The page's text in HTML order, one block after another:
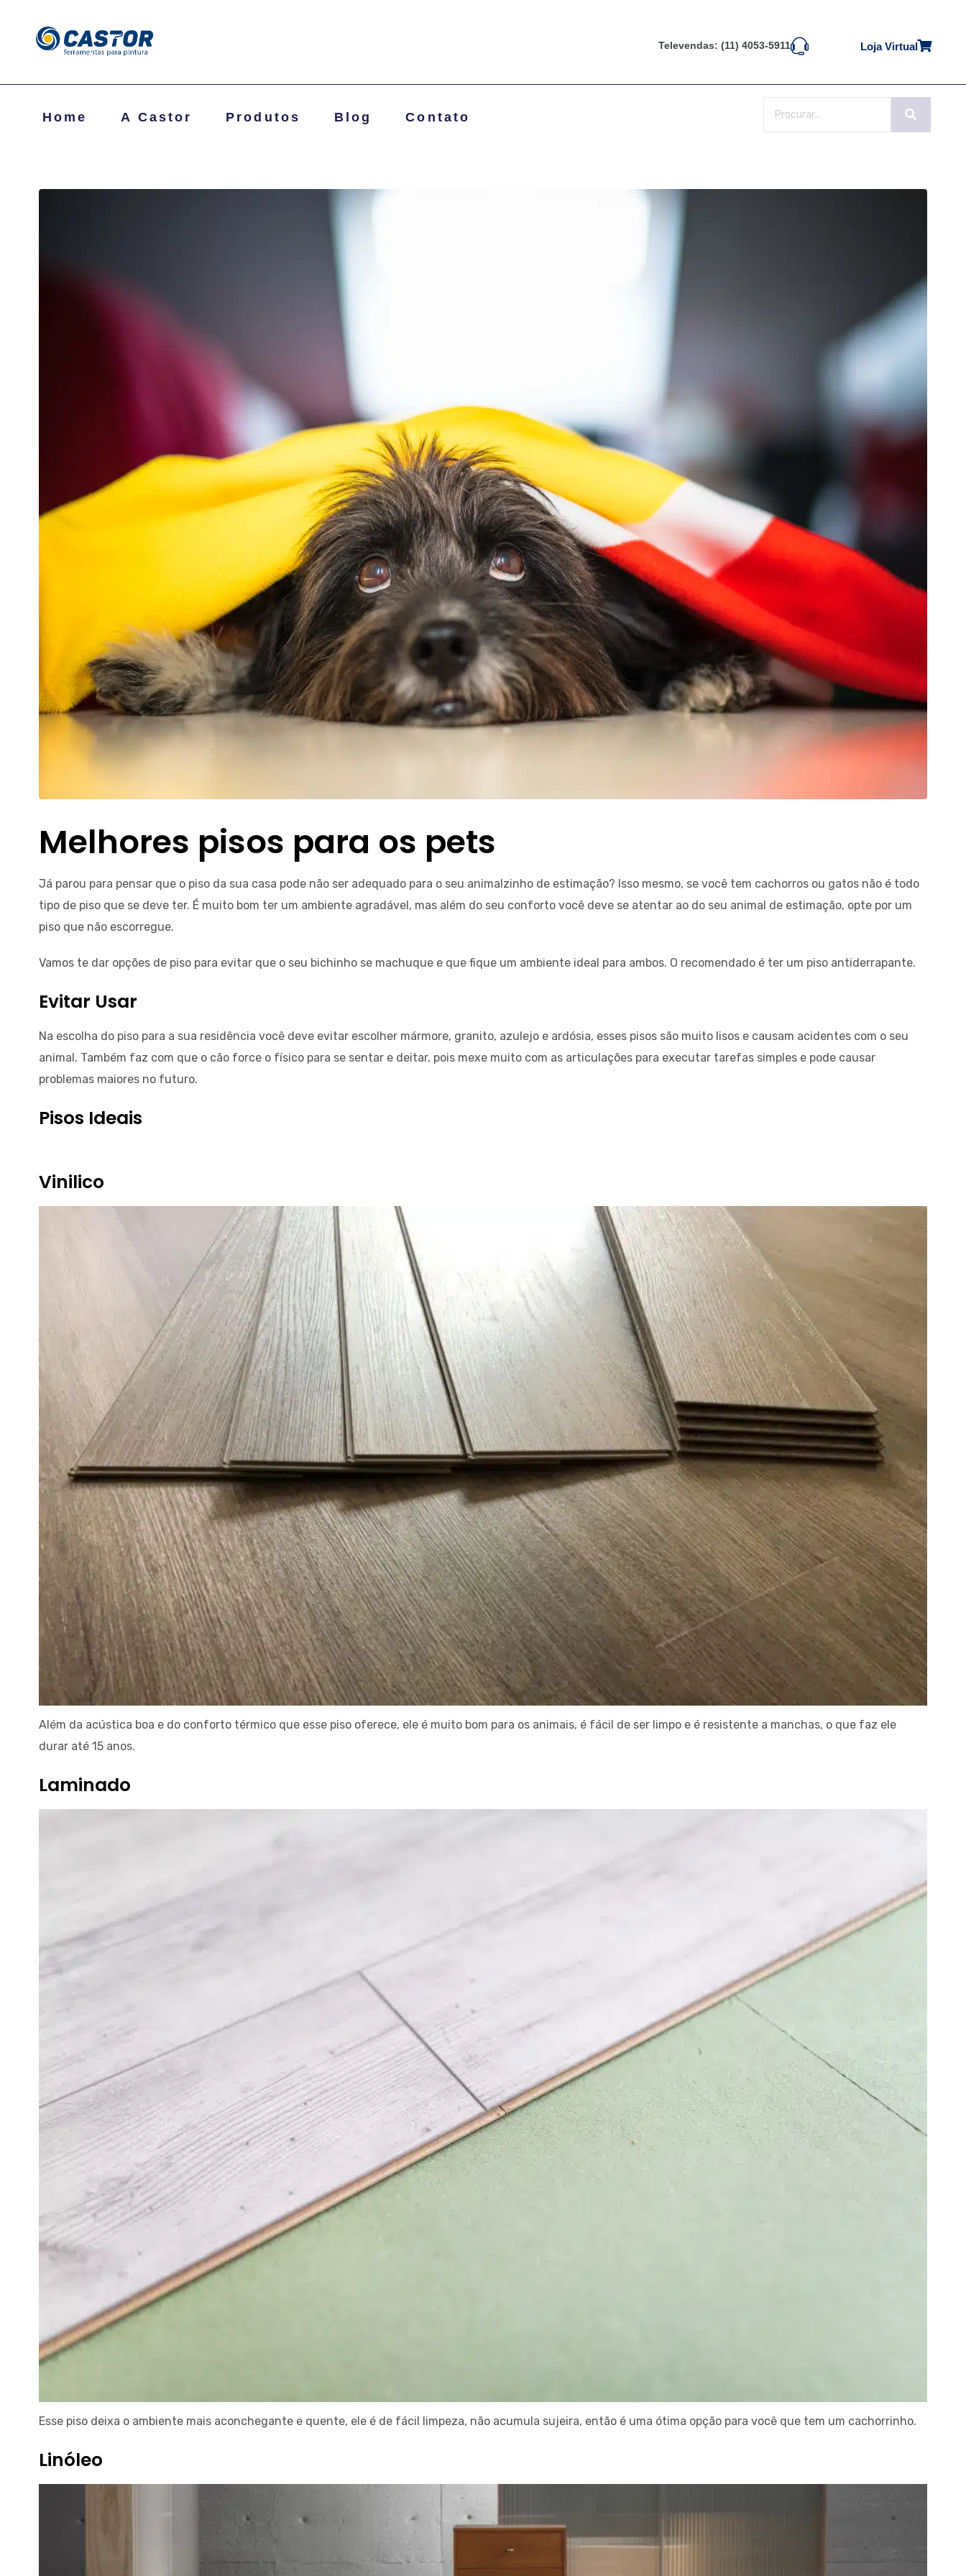
Televendas: (11) 4053-5911 Loja Virtual
Home A Castor Produtos Blog Contato
Melhores pisos para os pets
Já parou para pensar que o piso da sua casa pode não ser adequado para o seu animalzinho de estimação? Isso mesmo, se você tem cachorros ou gatos não é todo
tipo de piso que se deve ter. É muito bom ter um ambiente agradável, mas além do seu conforto você deve se atentar ao do seu animal de estimação, opte por um
piso que não escorregue.
Vamos te dar opções de piso para evitar que o seu bichinho se machuque e que fique um ambiente ideal para ambos. O recomendado é ter um piso antiderrapante.
Evitar Usar
Na escolha do piso para a sua residência você deve evitar escolher mármore, granito, azulejo e ardósia, esses pisos são muito lisos e causam acidentes com o seu
animal. Também faz com que o cão force o físico para se sentar e deitar, pois mexe muito com as articulações para executar tarefas simples e pode causar
problemas maiores no futuro.
Pisos Ideais
Vinilico
Além da acústica boa e do conforto térmico que esse piso oferece, ele é muito bom para os animais, é fácil de ser limpo e é resistente a manchas, o que faz ele
durar até 15 anos.
Laminado
Esse piso deixa o ambiente mais aconchegante e quente, ele é de fácil limpeza, não acumula sujeira, então é uma ótima opção para você que tem um cachorrinho.
Linóleo